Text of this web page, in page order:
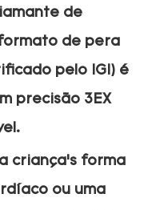
de
de pera
pelo IGI) é
precisão 3EX
criança’s forma
ou uma